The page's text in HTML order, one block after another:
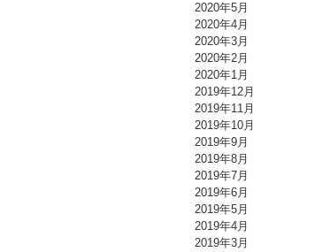
2020年5月
2020年4月
2020年3月
2020年2月
2020年1月
2019年12月
2019年11月
2019年10月
2019年9月
2019年8月
2019年7月
2019年6月
2019年5月
2019年4月
2019年3月